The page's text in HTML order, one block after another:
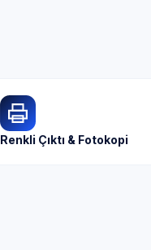
Renkli Çıktı & Fotokopi